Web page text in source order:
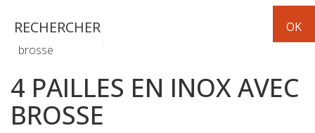
brosse
4 PAILLES EN INOX AVEC
BROSSE